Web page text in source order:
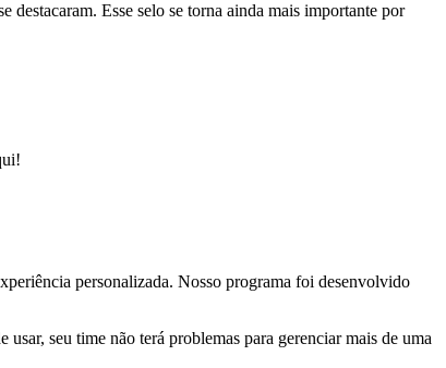
destacaram. Esse selo se torna ainda mais importante por
personalizada. Nosso programa foi desenvolvido
seu time não terá problemas para gerenciar mais de uma